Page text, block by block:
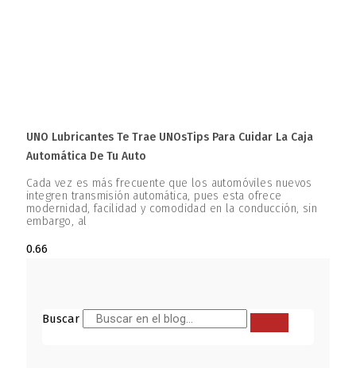
UNO Lubricantes Te Trae UNOsTips Para Cuidar La Caja
Automática De Tu Auto
Cada vez es más frecuente que los automóviles nuevos
integren transmisión automática, pues esta ofrece
modernidad, facilidad y comodidad en la conducción, sin
embargo, al
Buscar